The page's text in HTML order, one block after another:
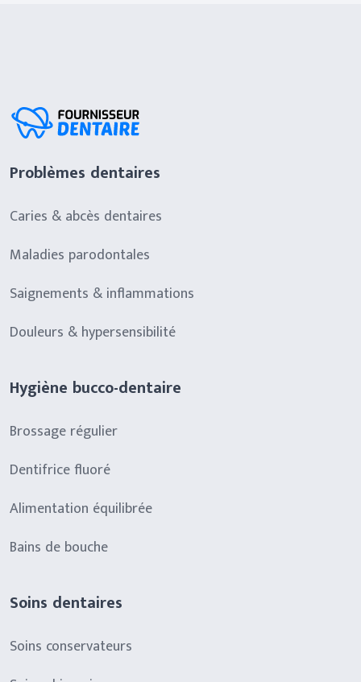
Problèmes dentaires
Caries & abcès dentaires
Maladies parodontales
Saignements & inflammations
Douleurs & hypersensibilité
Hygiène bucco-dentaire
Brossage régulier
Dentifrice fluoré
Alimentation équilibrée
Bains de bouche
Soins dentaires
Soins conservateurs